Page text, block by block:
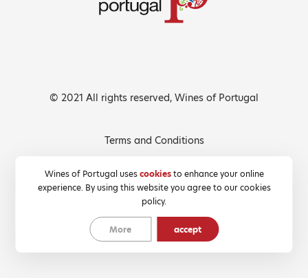
Wines of Portugal usescookiesto enhance your online
experience. By using this website you agree to our cookies
policy.
More accept
© 2021 All rights reserved, Wines of Portugal
Terms and Conditions
Cookies Policy